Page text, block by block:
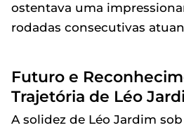
ostentava uma
rodadas consecutivas
Futuro e
Trajetória de Léo
A solidez de Léo Jardim